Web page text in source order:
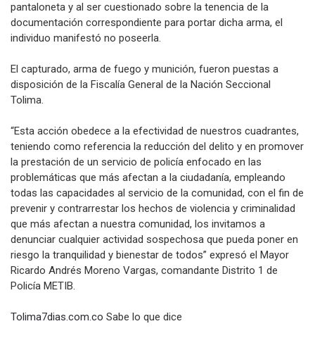
pantaloneta y al ser cuestionado sobre la tenencia de la
documentación correspondiente para portar dicha arma, el
individuo manifestó no poseerla.
El capturado, arma de fuego y munición, fueron puestas a
disposición de la Fiscalía General de la Nación Seccional
Tolima.
“Esta acción obedece a la efectividad de nuestros cuadrantes,
teniendo como referencia la reducción del delito y en promover
la prestación de un servicio de policía enfocado en las
problemáticas que más afectan a la ciudadanía, empleando
todas las capacidades al servicio de la comunidad, con el fin de
prevenir y contrarrestar los hechos de violencia y criminalidad
que más afectan a nuestra comunidad, los invitamos a
denunciar cualquier actividad sospechosa que pueda poner en
riesgo la tranquilidad y bienestar de todos” expresó el Mayor
Ricardo Andrés Moreno Vargas, comandante Distrito 1 de
Policía METIB.
Tolima7dias.com.co Sabe lo que dice